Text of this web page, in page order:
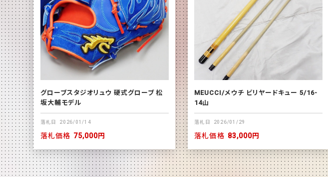
グローブスタジオリュウ 硬式グローブ 松
坂大輔モデル
落札日 2026/01/14
落札価格 75,000円
MEUCCI/メウチ ビリヤードキュー 5/16-
14山
落札日 2026/01/29
落札価格 83,000円